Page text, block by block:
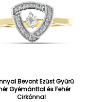
Bevont Ezüst Gyűrű
Gyémánttal és Fehér
Cirkónnal